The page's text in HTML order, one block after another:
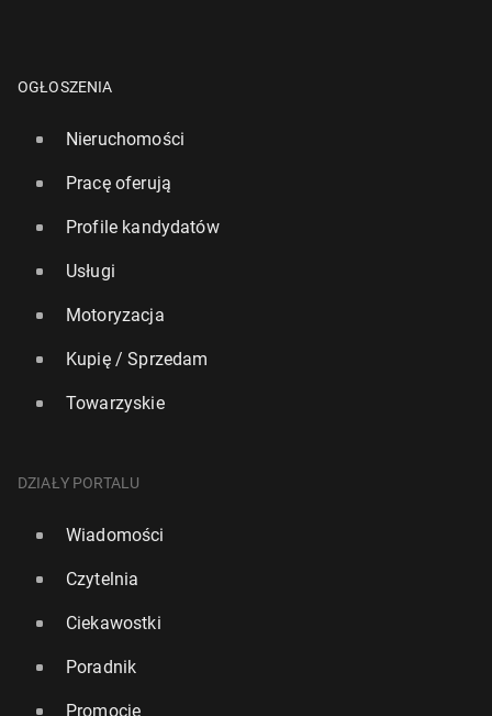
OGŁOSZENIA
Nieruchomości
Pracę oferują
Profile kandydatów
Usługi
Motoryzacja
Kupię / Sprzedam
Towarzyskie
DZIAŁY PORTALU
Wiadomości
Czytelnia
Ciekawostki
Poradnik
Promocje